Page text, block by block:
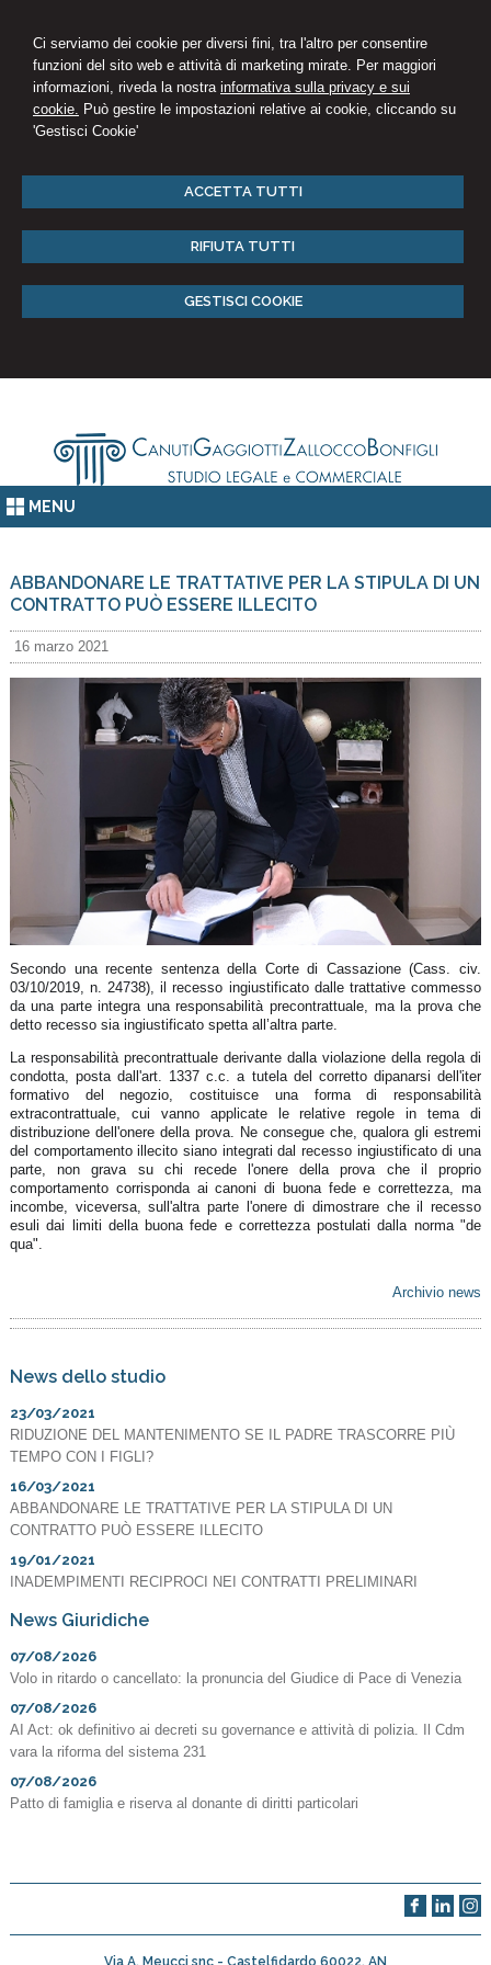
Ci serviamo dei cookie per diversi fini, tra l'altro per consentire
funzioni del sito web e attività di marketing mirate. Per maggiori
informazioni, riveda la nostra informativa sulla privacy e sui
cookie. Può gestire le impostazioni relative ai cookie, cliccando su
'Gestisci Cookie'
ACCETTA TUTTI
RIFIUTA TUTTI
GESTISCI COOKIE
MENU
ABBANDONARE LE TRATTATIVE PER LA STIPULA DI UN
CONTRATTO PUÒ ESSERE ILLECITO
16 marzo 2021
Secondo una recente sentenza della Corte di Cassazione (Cass. civ.
03/10/2019, n. 24738), il recesso ingiustificato dalle trattative commesso
da una parte integra una responsabilità precontrattuale, ma la prova che
detto recesso sia ingiustificato spetta all’altra parte.
La responsabilità precontrattuale derivante dalla violazione della regola di
condotta, posta dall'art. 1337 c.c. a tutela del corretto dipanarsi dell'iter
formativo del negozio, costituisce una forma di responsabilità
extracontrattuale, cui vanno applicate le relative regole in tema di
distribuzione dell'onere della prova. Ne consegue che, qualora gli estremi
del comportamento illecito siano integrati dal recesso ingiustificato di una
parte, non grava su chi recede l'onere della prova che il proprio
comportamento corrisponda ai canoni di buona fede e correttezza, ma
incombe, viceversa, sull'altra parte l'onere di dimostrare che il recesso
esuli dai limiti della buona fede e correttezza postulati dalla norma "de
qua".
Archivio news
News dello studio
23/03/2021
RIDUZIONE DEL MANTENIMENTO SE IL PADRE TRASCORRE PIÙ
TEMPO CON I FIGLI?
16/03/2021
ABBANDONARE LE TRATTATIVE PER LA STIPULA DI UN
CONTRATTO PUÒ ESSERE ILLECITO
19/01/2021
INADEMPIMENTI RECIPROCI NEI CONTRATTI PRELIMINARI
News Giuridiche
07/08/2026
Volo in ritardo o cancellato: la pronuncia del Giudice di Pace di Venezia
07/08/2026
AI Act: ok definitivo ai decreti su governance e attività di polizia. Il Cdm
vara la riforma del sistema 231
07/08/2026
Patto di famiglia e riserva al donante di diritti particolari